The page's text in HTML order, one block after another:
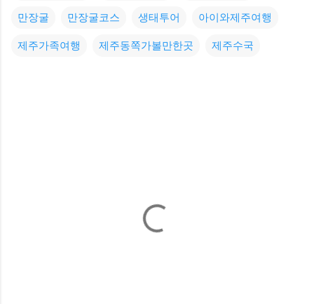
만장굴 만장굴코스 생태투어 아이와제주여행
제주가족여행 제주동쪽가볼만한곳 제주수국